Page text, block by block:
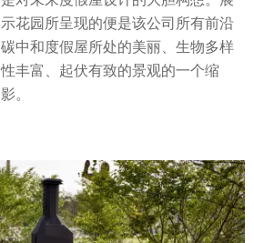
示花园所呈现的便是该公司所有前沿
碳中和度假屋所处的美丽、生物多样
性丰富、起伏有致的景观的一个缩
影。